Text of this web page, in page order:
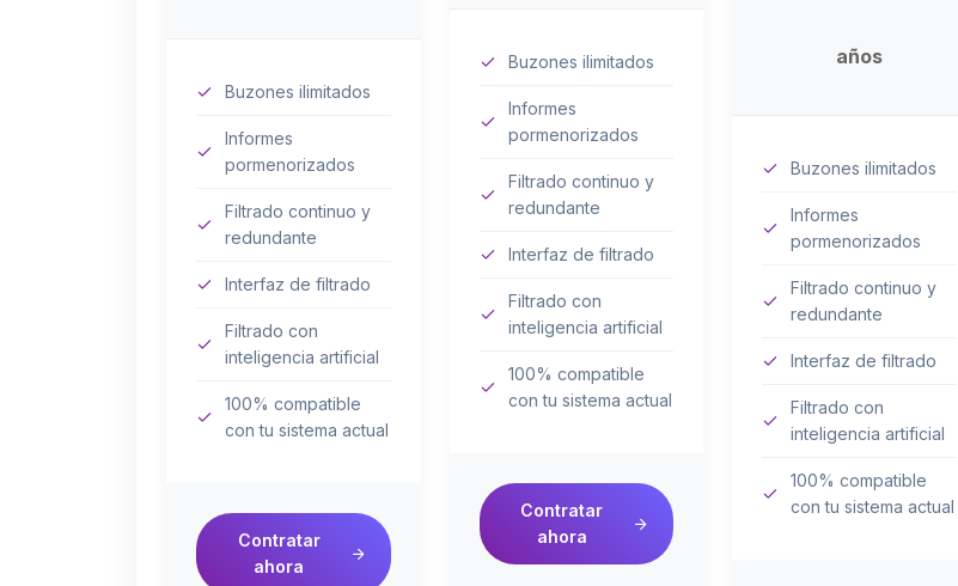
Buzones ilimitados
Informes
pormenorizados
Filtrado continuo y
redundante
Interfaz de filtrado
Filtrado con
inteligencia artificial
100% compatible
con tu sistema actual
Contratar
ahora
Buzones ilimitados
Informes
pormenorizados
Filtrado continuo y
redundante
Interfaz de filtrado
Filtrado con
inteligencia artificial
100% compatible
con tu sistema actual
Contratar
ahora
años
Buzones ilimitados
Informes
pormenorizados
Filtrado continuo y
redundante
Interfaz de filtrado
Filtrado con
inteligencia artificial
100% compatible
con tu sistema actual